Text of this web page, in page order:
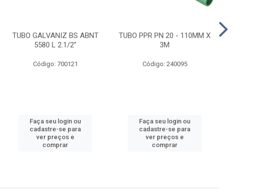
TUBO GALVANIZ BS ABNT
5580 L 2.1/2”
Código: 700121
Faça seu login ou
cadastre-se para
ver preços e
comprar
TUBO PPR PN 20 - 110MM X
3M
Código: 240095
Faça seu login ou
cadastre-se para
ver preços e
comprar